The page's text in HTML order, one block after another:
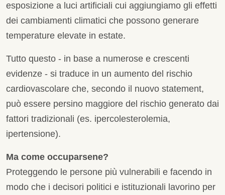
esposizione a luci artificiali cui aggiungiamo gli effetti
dei cambiamenti climatici che possono generare
temperature elevate in estate.
Tutto questo - in base a numerose e crescenti
evidenze - si traduce in un aumento del rischio
cardiovascolare che, secondo il nuovo statement,
può essere persino maggiore del rischio generato dai
fattori tradizionali (es. ipercolesterolemia,
ipertensione).
Ma come occuparsene?
Proteggendo le persone più vulnerabili e facendo in
modo che i decisori politici e istituzionali lavorino per